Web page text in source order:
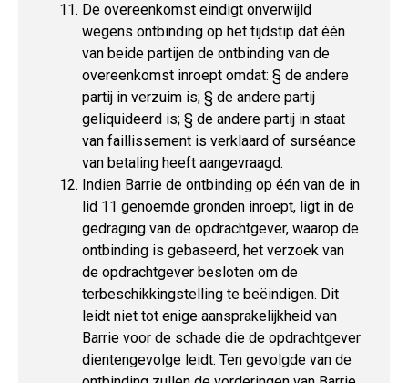
De overeenkomst eindigt onverwijld
wegens ontbinding op het tijdstip dat één
van beide partijen de ontbinding van de
overeenkomst inroept omdat: § de andere
partij in verzuim is; § de andere partij
geliquideerd is; § de andere partij in staat
van faillissement is verklaard of surséance
van betaling heeft aangevraagd.
Indien Barrie de ontbinding op één van de in
lid 11 genoemde gronden inroept, ligt in de
gedraging van de opdrachtgever, waarop de
ontbinding is gebaseerd, het verzoek van
de opdrachtgever besloten om de
terbeschikkingstelling te beëindigen. Dit
leidt niet tot enige aansprakelijkheid van
Barrie voor de schade die de opdrachtgever
dientengevolge leidt. Ten gevolgde van de